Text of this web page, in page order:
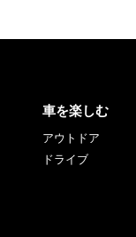
車を楽しむ
アウトドア
ドライブ